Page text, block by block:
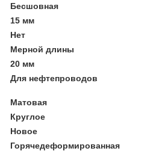
Бесшовная
15 мм
Нет
Мерной длины
20 мм
Для нефтепроводов
Матовая
Круглое
Новое
Горячедеформированная